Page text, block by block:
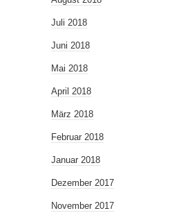
Juli 2018
Juni 2018
Mai 2018
April 2018
März 2018
Februar 2018
Januar 2018
Dezember 2017
November 2017